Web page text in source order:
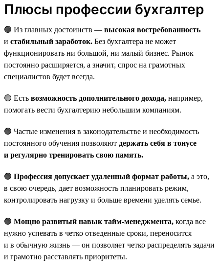
Плюсы профессии бухгалтер
🟢 Из главных достоинств — высокая востребованность
и стабильный заработок. Без бухгалтера не может
функционировать ни большой, ни малый бизнес. Рынок
постоянно расширяется, а значит, спрос на грамотных
специалистов будет всегда.
🟢 Есть возможность дополнительного дохода, например,
помогать вести бухгалтерию небольшим компаниям.
🟢 Частые изменения в законодательстве и необходимость
постоянного обучения позволяют держать себя в тонусе
и регулярно тренировать свою память.
🟢 Профессия допускает удаленный формат работы, а это,
в свою очередь, дает возможность планировать режим,
контролировать нагрузку и больше времени уделять семье.
🟢 Мощно развитый навык тайм-менеджмента, когда все
нужно успевать в четко отведенные сроки, переносится
и в обычную жизнь — он позволяет четко распределять задачи
и грамотно расставлять приоритеты.